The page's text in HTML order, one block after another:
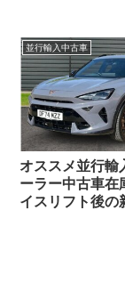
Team-
ドル
並行輸入中古車
オススメ並行輸
ーラー中古車在
イスリフト後の
プラ フォーメン